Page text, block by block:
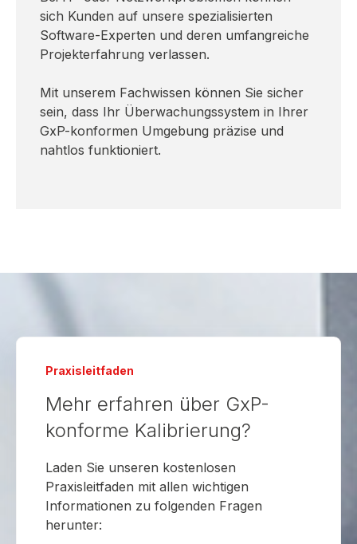
sich Kunden auf unsere spezialisierten
Software-Experten und deren umfangreiche
Projekterfahrung verlassen.
Mit unserem Fachwissen können Sie sicher
sein, dass Ihr Überwachungssystem in Ihrer
GxP-konformen Umgebung präzise und
nahtlos funktioniert.
Praxisleitfaden
Mehr erfahren über GxP-
konforme Kalibrierung?
Laden Sie unseren kostenlosen
Praxisleitfaden mit allen wichtigen
Informationen zu folgenden Fragen
herunter: